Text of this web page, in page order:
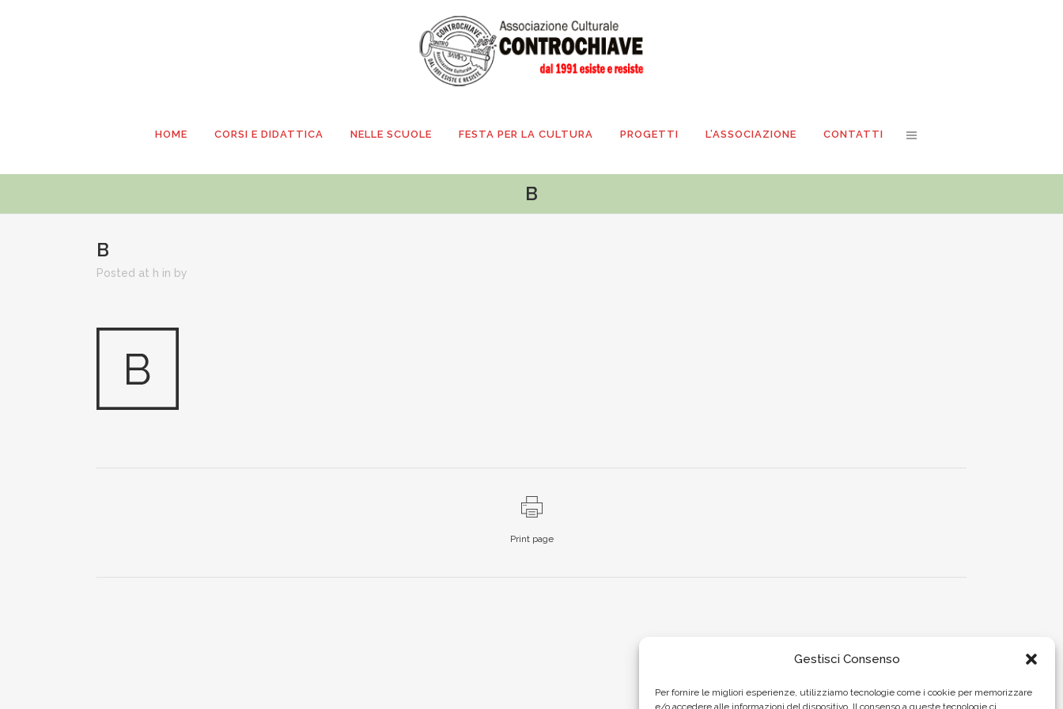
Gestisci Consenso
Per fornire le migliori esperienze, utilizziamo tecnologie come i cookie per memorizzare
e/o accedere alle informazioni del dispositivo. Il consenso a queste tecnologie ci
HOME CORSI E DIDATTICA NELLE SCUOLE FESTA PER LA CULTURA PROGETTI L’ASSOCIAZIONE CONTATTI
B
B
Posted at h in by
Print page